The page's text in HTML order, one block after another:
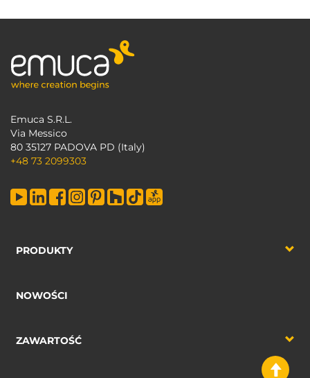
Emuca S.R.L.
Via Messico
80 35127 PADOVA PD (Italy)
+48 73 2099303
PRODUKTY
NOWOŚCI
ZAWARTOŚĆ